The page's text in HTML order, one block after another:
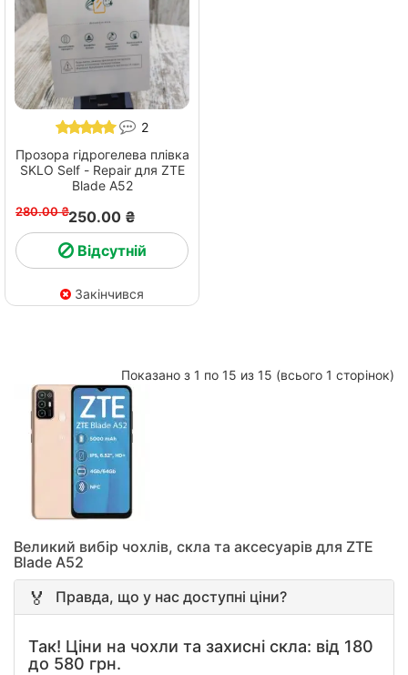
2
Прозора гідрогелева плівка
SKLO Self - Repair для ZTE
Blade A52
280.00 ₴250.00 ₴
Відсутній
Закінчився
Показано з 1 по 15 из 15 (всього 1 сторінок)
Великий вибір чохлів, скла та аксесуарів для ZTE
Blade A52
Правда, що у нас доступні ціни?
Так! Ціни на чохли та захисні скла: від 180
до 580 грн.